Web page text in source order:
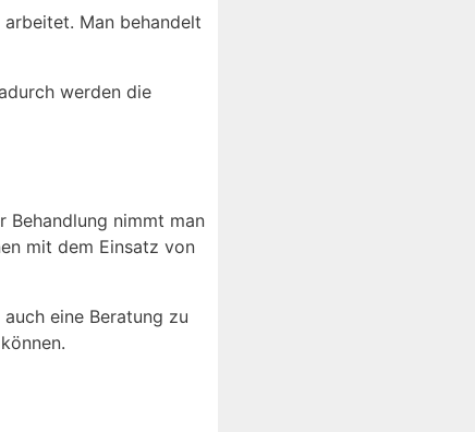
Man behandelt
werden die
Behandlung nimmt man
mit dem Einsatz von
eine Beratung zu